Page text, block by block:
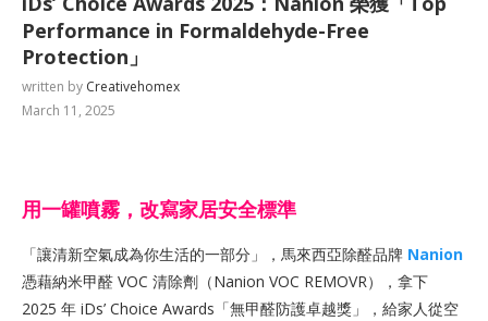
Performance in Formaldehyde-Free
Protection」
written by Creativehomex
March 11, 2025
用一罐噴霧，改寫家居安全標準
「讓清新空氣成為你生活的一部分」，馬來西亞除醛品牌 Nanion
憑藉納米甲醛 VOC 清除劑（Nanion VOC REMOVR），拿下
2025 年 iDs’ Choice Awards「無甲醛防護卓越獎」，給家人從空